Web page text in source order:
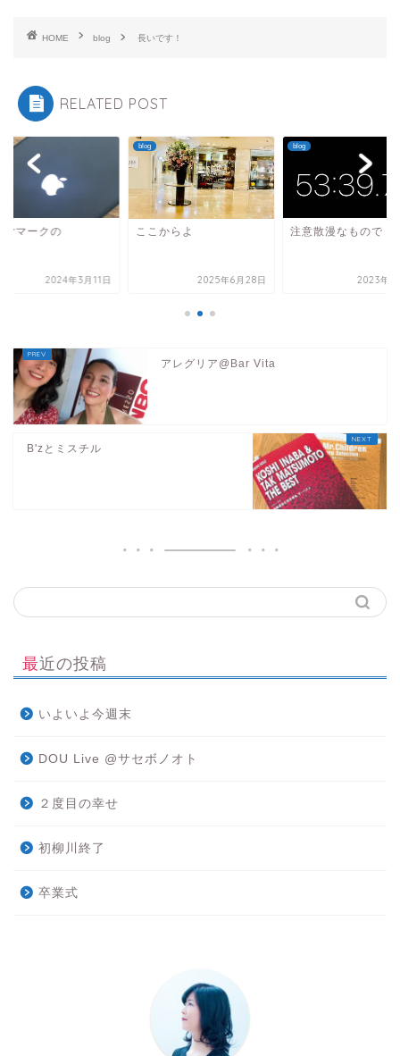
HOME blog 長いです！
RELATED POST
ごマークの
2024年3月11日
blog
ここからよ
2025年6月28日
blog
注意散漫なもので
2023年2
アレグリア@Bar Vita
B'zとミスチル
最近の投稿
いよいよ今週末
DOU Live @サセボノオト
２度目の幸せ
初柳川終了
卒業式